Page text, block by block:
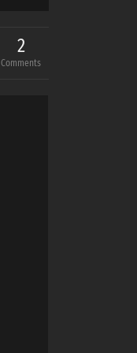
2
Comments